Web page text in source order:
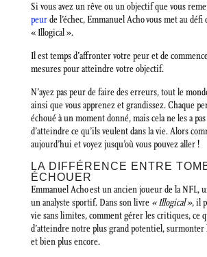
Si vous avez un rêve ou un objectif que vous
peurde l’échec, Emmanuel Acho vous met au défi
« Illogical ».
Il est temps d’affronter votre peur et de
mesures pour atteindre votre objectif.
N’ayez pas peur de faire des erreurs, tout le
ainsi que vous apprenez et grandissez. Chaque
échoué à un moment donné, mais cela ne les a
d’atteindre ce qu’ils veulent dans la vie. Alors
aujourd’hui et voyez jusqu’où vous pouvez aller !
LA DIFFÉRENCE ENTRE
ÉCHOUER
Emmanuel Acho est un ancien joueur de la NFL,
un analyste sportif. Dans son livre « Illogical », il
vie sans limites, comment gérer les critiques, ce
d’atteindre notre plus grand potentiel, surmonter
et bien plus encore.